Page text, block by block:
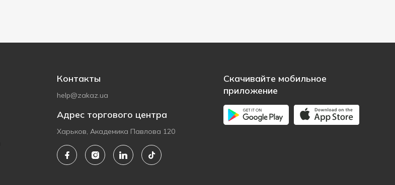
Контакты
help@zakaz.ua
Адрес торгового центра
Харьков, Академика Павлова 120
Скачивайте мобильное
приложение